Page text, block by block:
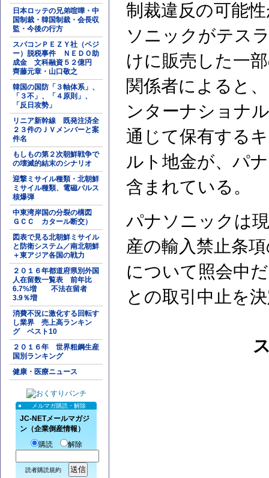
日本ロッテの兄弟喧嘩・中
国制裁・韓国制裁・会長収
監・今後の行方
スパコンＰＥＺＹ社（ペジ
ー）脱税事件 ＮＥＤＯ助
成金 文科融資５２億円
齊藤元章・山口敬之
韓国の国防「３軸体系」、
「３不」、「４原則」、
「反日攻勢」
リニア新幹線 既発注済全
２３件のＪＶメンバーと案
件名
もしもの第２次朝鮮戦争で
の壊滅的結末のシナリオ
迎撃ミサイル種類・北朝鮮
ミサイル種類、電磁パルス
核爆弾
中東湾岸国の分裂の構図
ＧＣＣ カタール断交）
図表で見る北朝鮮ミサイル
と防衛システム／南北朝鮮
＋東アジア各国の戦力
２０１６年都道府県別外国
人在留数一覧表 前年比
6.7%増 不法在留者
3.9％増
消費不況に激化する回転す
し業界 売上高ランキン
グ ベスト10
２０１６年 世界粗鋼生産
国別ランキング
健康・医療ニュース
メルマガ購読・解除
JC-NETメールマガジ
ン（企業倒産情報）
購読
解除
読者購読規約
制裁違反の可能
ソニックがテス
けに販売した一
関係者によると
ンターナショナ
通じて保有する
ルト地金が、パ
含まれている。
パナソニックは
産の輸入禁止条
について照会中
との取引中止を